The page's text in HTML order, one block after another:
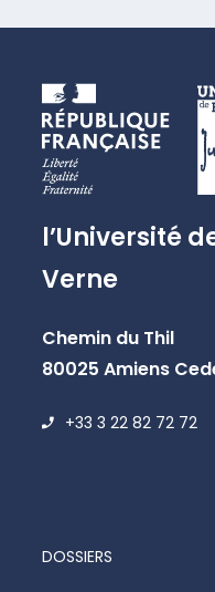
l’Université
Verne
Chemin du Thil
80025 Amiens
+33 3 22 82 72 72
DOSSIERS